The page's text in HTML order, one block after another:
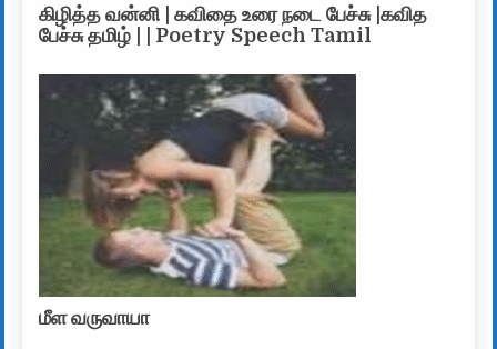
கிழித்த வன்னி | கவிதை உரை நடை பேச்சு |கவித
பேச்சு தமிழ் | | Poetry Speech Tamil
மீள வருவாயா